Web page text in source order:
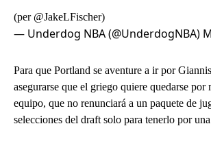
(per @JakeLFischer)
— Underdog NBA (@UnderdogNBA)
Para que Portland se aventure a ir por
asegurarse que el griego quiere quedarse por
equipo, que no renunciará a un paquete de
selecciones del draft solo para tenerlo por